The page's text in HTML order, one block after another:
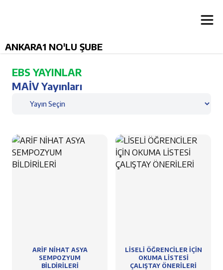
ANKARA1 NO'LU ŞUBE
EBS YAYINLAR
MAİV Yayınları
ARİF NİHAT ASYA
SEMPOZYUM
BİLDİRİLERİ
LİSELİ ÖĞRENCİLER İÇİN
OKUMA LİSTESİ
ÇALIŞTAY ÖNERİLERİ